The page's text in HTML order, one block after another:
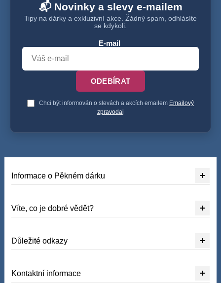
📬 Novinky a slevy e-mailem
Tipy na dárky a exkluzivní akce. Žádný spam, odhlásíte
se kdykoli.
E-mail
ODEBÍRAT
Chci být informován o slevách a akcích emailem Emailový
zpravodaj
Informace o Pěkném dárku
Víte, co je dobré vědět?
Důležité odkazy
Kontaktní informace